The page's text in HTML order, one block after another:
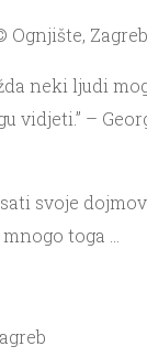
Ognjište, Zagreb
neki ljudi
vidjeti.” –
svoje
toga …